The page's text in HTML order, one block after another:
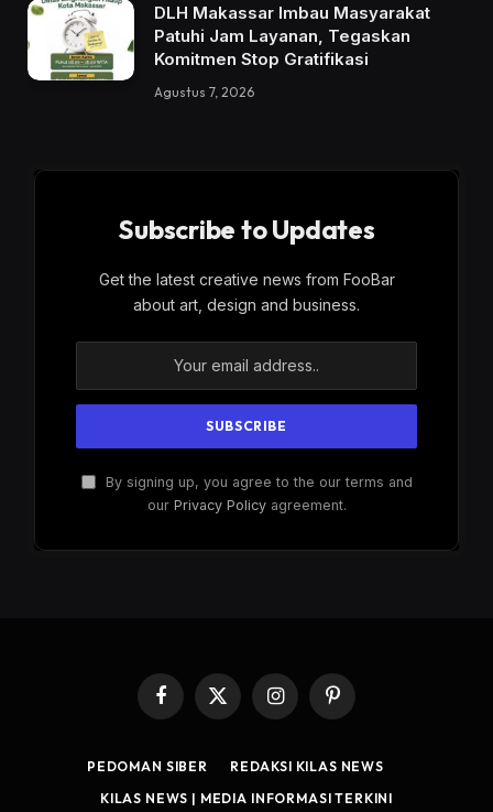
DLH Makassar Imbau Masyarakat
Patuhi Jam Layanan, Tegaskan
Komitmen Stop Gratifikasi
Agustus 7, 2026
Subscribe to Updates
Get the latest creative news from FooBar
about art, design and business.
By signing up, you agree to the our terms and
our Privacy Policyagreement.
Facebook
X
(Twitter)
InstagramPinterest
PEDOMAN SIBER
REDAKSI KILAS NEWS
KILAS NEWS | MEDIA INFORMASI TERKINI